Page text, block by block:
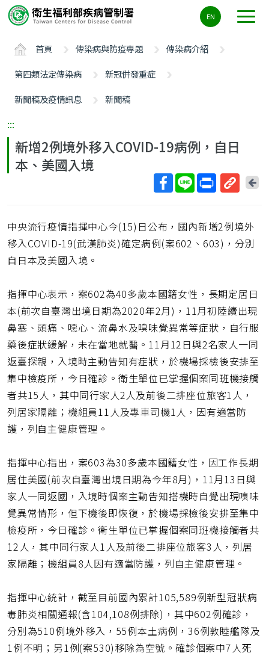
要
ALT+C
EN
首頁 傳染病與防疫專題
傳染病介紹
第四類法定傳染病
新冠併發重症
新聞稿及疫情訊息
新聞稿
:::
新增2例境外移入COVID-19病例，自日
本、美國入境
短
網
回
中央流行疫情指揮中心今(15)日公布，國內新增2例境外
移入COVID-19(武漢肺炎)確定病例(案602、603)，分別
自日本及美國入境。
指揮中心表示，案602為40多歲本國籍女性，長期定居日
本(前次自臺灣出境日期為2020年2月)，11月初陸續出現
鼻塞、頭痛、噁心、流鼻水及嗅味覺異常等症狀，自行服
藥後症狀緩解，未在當地就醫。11月12日與2名家人一同
返臺探親，入境時主動告知有症狀，於機場採檢後安排至
集中檢疫所，今日確診。衛生單位已掌握個案同班機接觸
者共15人，其中同行家人2人及前後二排座位旅客1人，
列居家隔離；機組員11人及專車司機1人，因有適當防
護，列自主健康管理。
指揮中心指出，案603為30多歲本國籍女性，因工作長期
居住美國(前次自臺灣出境日期為今年8月)，11月13日與
家人一同返國，入境時個案主動告知搭機時自覺出現嗅味
覺異常情形，但下機後即恢復，於機場採檢後安排至集中
檢疫所，今日確診。衛生單位已掌握個案同班機接觸者共
12人，其中同行家人1人及前後二排座位旅客3人，列居
家隔離；機組員8人因有適當防護，列自主健康管理。
指揮中心統計，截至目前國內累計105,589例新型冠狀病
毒肺炎相關通報(含104,108例排除)，其中602例確診，
分別為510例境外移入，55例本土病例，36例敦睦艦隊及
1例不明；另1例(案530)移除為空號。確診個案中7人死